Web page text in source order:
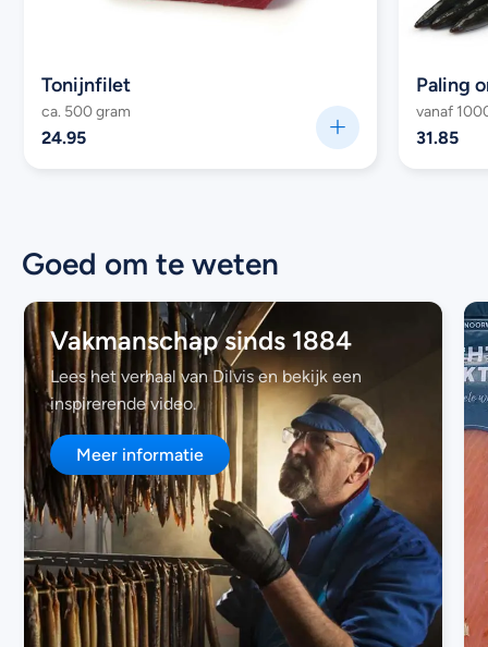
Tonijnfilet
ca. 500 gram
24.95
Paling
vanaf
31.85
Goed om te weten
Vakmanschap sinds 1884
Lees het verhaal van Dilvis en bekijk een
inspirerende video.
Meer informatie